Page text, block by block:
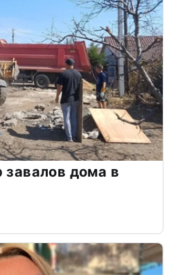
дома в